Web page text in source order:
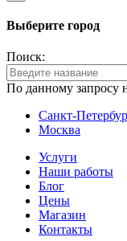
Выберите город
Поиск:
По данному запросу
Санкт-
Москва
Услуги
Наши работы
Блог
Цены
Магазин
Контакты